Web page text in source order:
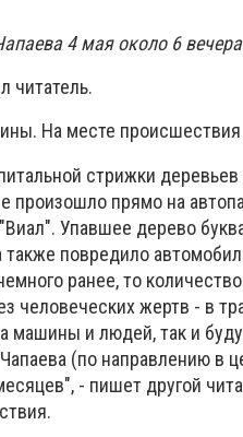
4 мая около 6
читатель.
На месте
стрижки
произошло прямо на
Упавшее дерево
также повредило
ранее, то
человеческих жертв - в
машины и людей, так и
(по направлению в
- пишет другой